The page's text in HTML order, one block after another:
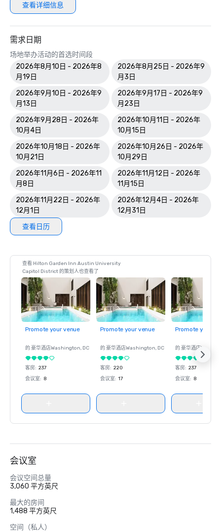
查看详细信息
需求日期
场地举办活动的首选时间段
2026年8月10日 - 2026年8
月19日
2026年8月25日 - 2026年9
月3日
2026年9月10日 - 2026年9
月13日
2026年9月17日 - 2026年9
月23日
2026年9月28日 - 2026年
10月4日
2026年10月11日 - 2026年
10月15日
2026年10月18日 - 2026年
10月21日
2026年10月26日 - 2026年
10月29日
2026年11月6日 - 2026年11
月8日
2026年11月12日 - 2026年
11月15日
2026年11月22日 - 2026年
12月1日
2026年12月4日 - 2026年
12月31日
查看日历
查看 Hilton Garden Inn Austin University
Capitol District 的策划人也查看了
Promote your venue
的 豪华酒店Washington, DC
客房: 237
会议室: 8
Promote your venue
的 豪华酒店Washington, DC
客房: 220
会议室: 17
Promote your
的 豪华酒店
客房: 237
会议室: 8
会议室
会议空间总量
3,060 平方英尺
最大的房间
1,488 平方英尺
空间（私人）